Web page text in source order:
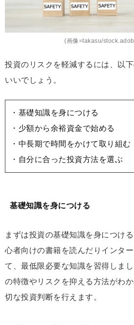
(画像=takasu/
投資のリスクを軽減するには、以
いいでしょう。
・基礎知識を身につける
・少額から余裕資金で始める
・中長期で時間をかけて取り組む
・自分に合った投資方法を選ぶ
基礎知識を身につける
まずは投資の基礎知識を身につけ
心者向けの書籍を読んだりインタ
て、最低限必要な知識を習得しま
の特徴やリスクを抑える方法がわ
切な投資判断を行えます。